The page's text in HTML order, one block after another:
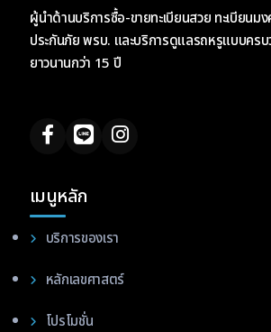
ผู้นำด้านบริการซื้อ-ขายทะเบียนสวย ทะเบียนม
ประกันภัย พรบ. และบริการดูแลรถหรูแบบคร
ยาวนานกว่า 15 ปี
เมนูหลัก
บริการของเรา
หลักเลขศาสตร์
โปรโมชั่น